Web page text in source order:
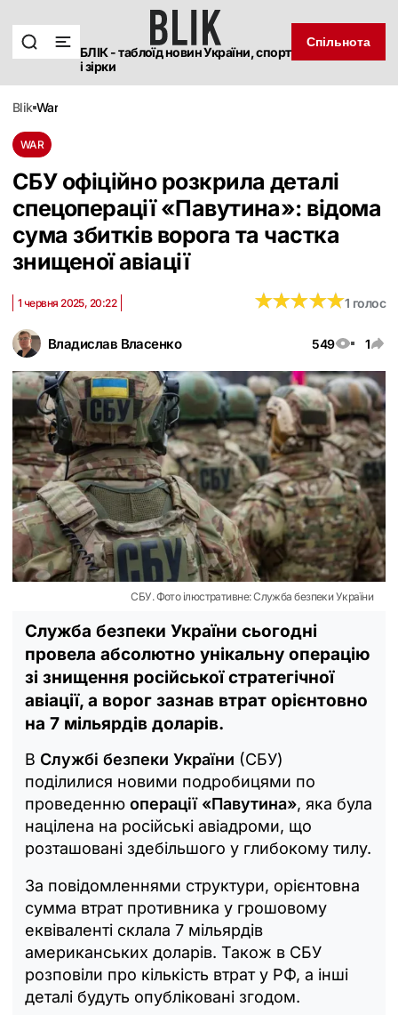
БЛІК - таблоїд новин України, спорт
і зірки
Спільнота
blik war
WAR
СБУ офіційно розкрила деталі
спецоперації «Павутина»: відома
сума збитків ворога та частка
знищеної авіації
Владислав Власенко 549 1
1 червня 2025, 20:22 ★★★★★
★★★★★1 голос
СБУ. Фото ілюстративне: Служба безпеки України
Служба безпеки України сьогодні
провела абсолютно унікальну операцію
зі знищення російської стратегічної
авіації, а ворог зазнав втрат орієнтовно
на 7 мільярдів доларів.
В Службі безпеки України (СБУ)
поділилися новими подробицями по
проведенню операції «Павутина», яка була
націлена на російські авіадроми, що
розташовані здебільшого у глибокому тилу.
За повідомленнями структури, орієнтовна
сумма втрат противника у грошовому
еквіваленті склала 7 мільярдів
американських доларів. Також в СБУ
розповіли про кількість втрат у РФ, а інші
деталі будуть опубліковані згодом.